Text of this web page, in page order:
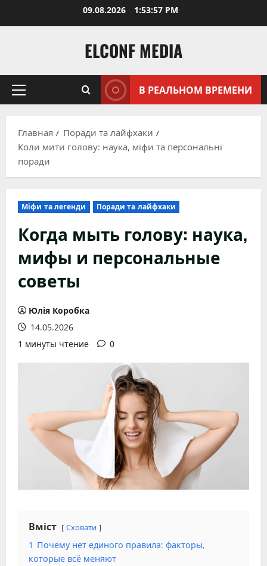
09.08.2026 1:53:58 PM
ELCONF MEDIA
Основное
В РЕАЛЬНОМ ВРЕМЕНИ
Главная
Поради та лайфхаки
Коли мити голову: наука, міфи та персональні
поради
Міфи та легенди Поради та лайфхаки
Когда мыть голову: наука,
мифы и персональные
советы
Юлія Коробка
14.05.2026
1 минуты чтение
0
Вміст Сховати
1 Почему нет единого правила: факторы,
которые всё меняют